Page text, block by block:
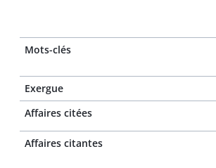
Mots-clés
Exergue
Affaires citées
Affaires citantes